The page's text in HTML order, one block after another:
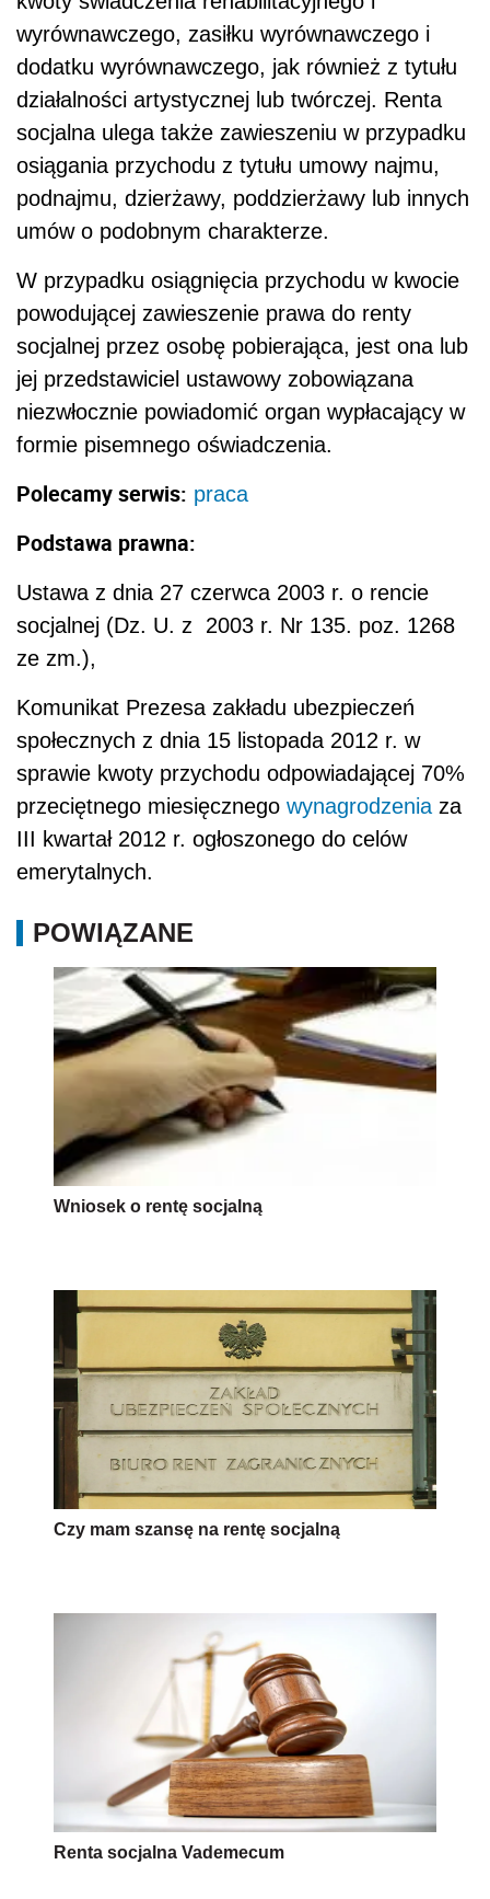
wyrównawczego, zasiłku wyrównawczego i
dodatku wyrównawczego, jak również z tytułu
działalności artystycznej lub twórczej. Renta
socjalna ulega także zawieszeniu w przypadku
osiągania przychodu z tytułu umowy najmu,
podnajmu, dzierżawy, poddzierżawy lub innych
umów o podobnym charakterze.
W przypadku osiągnięcia przychodu w kwocie
powodującej zawieszenie prawa do renty
socjalnej przez osobę pobierająca, jest ona lub
jej przedstawiciel ustawowy zobowiązana
niezwłocznie powiadomić organ wypłacający w
formie pisemnego oświadczenia.
Polecamy serwis: praca
Podstawa prawna:
Ustawa z dnia 27 czerwca 2003 r. o rencie
socjalnej (Dz. U. z 2003 r. Nr 135. poz. 1268
ze zm.),
Komunikat Prezesa zakładu ubezpieczeń
społecznych z dnia 15 listopada 2012 r. w
sprawie kwoty przychodu odpowiadającej 70%
przeciętnego miesięcznego wynagrodzenia za
III kwartał 2012 r. ogłoszonego do celów
emerytalnych.
POWIĄZANE
Wniosek o rentę socjalną
Czy mam szansę na rentę socjalną
Renta socjalna Vademecum